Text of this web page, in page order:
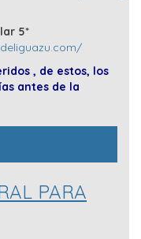
5*
, de estos, los
antes de la
PARA